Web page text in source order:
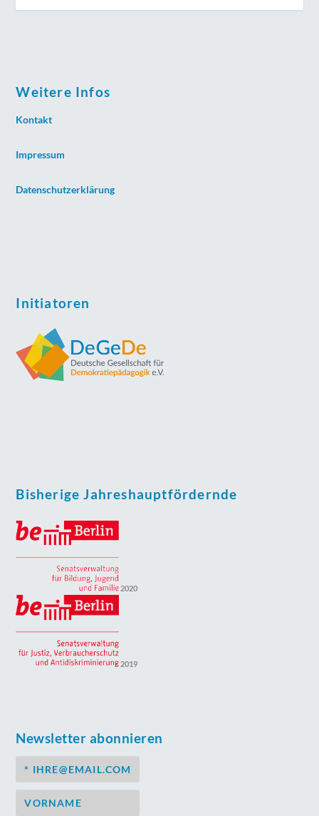
Weitere Infos
Kontakt
Impressum
Datenschutzerklärung
Initiatoren
Bisherige Jahreshauptfördernde
2020
2019
Newsletter abonnieren